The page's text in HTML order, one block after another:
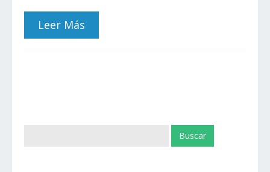
Leer Más